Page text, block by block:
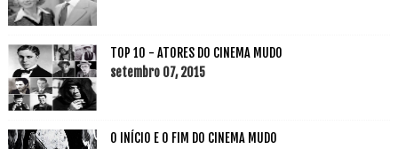
TOP 10 - ATORES DO CINEMA MUDO
setembro 07, 2015
O INÍCIO E O FIM DO CINEMA MUDO